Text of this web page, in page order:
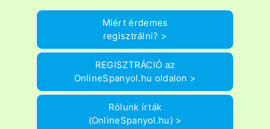
Miért érdemes
regisztrálni? >
REGISZTRÁCIÓ az
OnlineSpanyol.hu oldalon >
Rólunk írták
(OnlineSpanyol.hu) >